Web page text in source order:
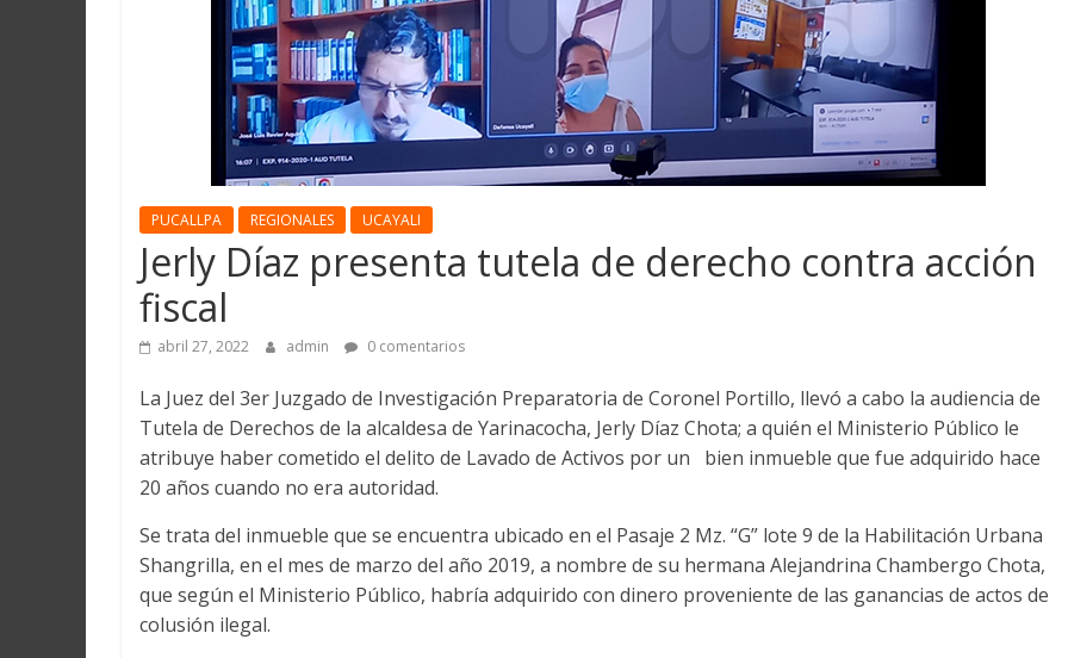
PUCALLPA REGIONALES UCAYALI
Jerly Díaz presenta tutela de derecho contra acción
fiscal
abril 27, 2022 admin 0 comentarios
La Juez del 3er Juzgado de Investigación Preparatoria de Coronel Portillo, llevó a cabo la audiencia de
Tutela de Derechos de la alcaldesa de Yarinacocha, Jerly Díaz Chota; a quién el Ministerio Público le
atribuye haber cometido el delito de Lavado de Activos por un bien inmueble que fue adquirido hace
20 años cuando no era autoridad.
Se trata del inmueble que se encuentra ubicado en el Pasaje 2 Mz. “G” lote 9 de la Habilitación Urbana
Shangrilla, en el mes de marzo del año 2019, a nombre de su hermana Alejandrina Chambergo Chota,
que según el Ministerio Público, habría adquirido con dinero proveniente de las ganancias de actos de
colusión ilegal.